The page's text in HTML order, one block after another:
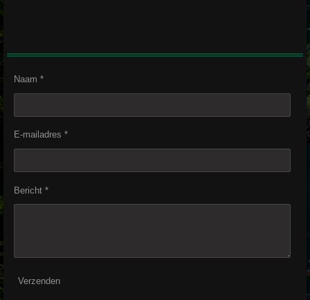
Naam *
E-mailadres *
Bericht *
Verzenden